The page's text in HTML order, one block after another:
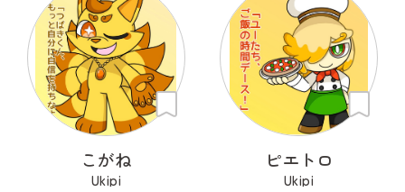
こがね
Ukipi
ピエトロ
Ukipi